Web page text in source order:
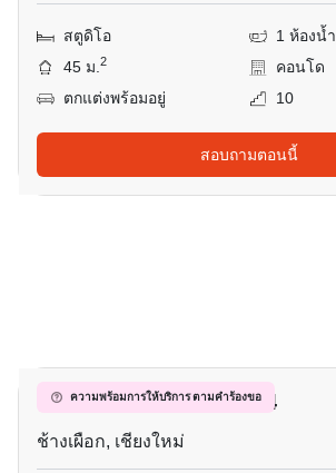
สตูดิโอ
1 ห้องน้ำ
45 ม.2
คอนโด
ตกแต่งพร้อมอยู่
10
สอบถามตอนนี้
ความพร้อมการให้บริการ ตามคำร้องขอ
ฮิลล์ไซด์ คอนโดมิเนียม 4
ช้างเผือก, เชียงใหม่